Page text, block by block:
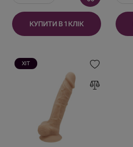
КУПИТИ В 1 КЛІК
ХІТ